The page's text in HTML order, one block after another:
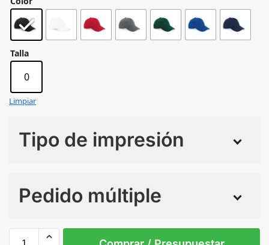
Talla
0
Limpiar
Tipo de impresión
Pedido múltiple